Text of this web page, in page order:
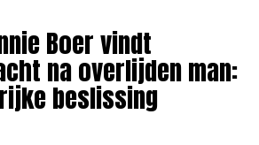
Boer vindt
na overlijden man:
beslissing